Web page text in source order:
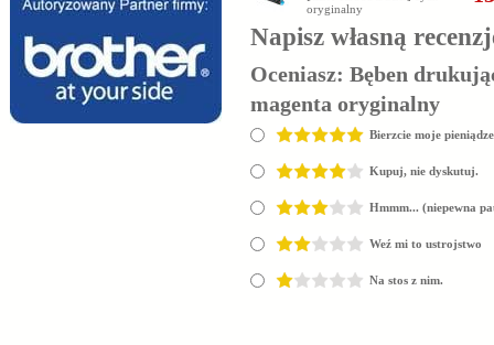
oryginalny
Napisz własną
Oceniasz: Bęben
magenta oryginalny
Bierzcie moje
Kupuj, nie dyskutuj.
Hmmm... (niepewna
Weź mi to ustrojstwo
Na stos z nim.